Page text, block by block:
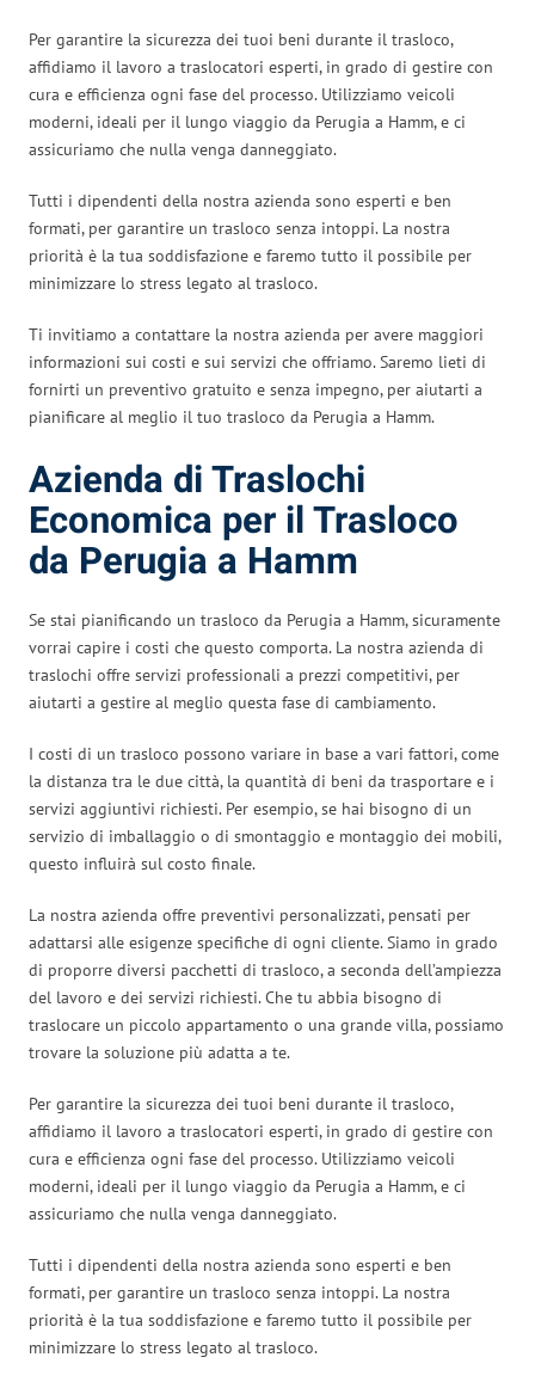
Per garantire la sicurezza dei tuoi beni durante il trasloco,
affidiamo il lavoro a traslocatori esperti, in grado di gestire con
cura e efficienza ogni fase del processo. Utilizziamo veicoli
moderni, ideali per il lungo viaggio da Perugia a Hamm, e ci
assicuriamo che nulla venga danneggiato.
Tutti i dipendenti della nostra azienda sono esperti e ben
formati, per garantire un trasloco senza intoppi. La nostra
priorità è la tua soddisfazione e faremo tutto il possibile per
minimizzare lo stress legato al trasloco.
Ti invitiamo a contattare la nostra azienda per avere maggiori
informazioni sui costi e sui servizi che offriamo. Saremo lieti di
fornirti un preventivo gratuito e senza impegno, per aiutarti a
pianificare al meglio il tuo trasloco da Perugia a Hamm.
Azienda di Traslochi
Economica per il Trasloco
da Perugia a Hamm
Se stai pianificando un trasloco da Perugia a Hamm, sicuramente
vorrai capire i costi che questo comporta. La nostra azienda di
traslochi offre servizi professionali a prezzi competitivi, per
aiutarti a gestire al meglio questa fase di cambiamento.
I costi di un trasloco possono variare in base a vari fattori, come
la distanza tra le due città, la quantità di beni da trasportare e i
servizi aggiuntivi richiesti. Per esempio, se hai bisogno di un
servizio di imballaggio o di smontaggio e montaggio dei mobili,
questo influirà sul costo finale.
La nostra azienda offre preventivi personalizzati, pensati per
adattarsi alle esigenze specifiche di ogni cliente. Siamo in grado
di proporre diversi pacchetti di trasloco, a seconda dell’ampiezza
del lavoro e dei servizi richiesti. Che tu abbia bisogno di
traslocare un piccolo appartamento o una grande villa, possiamo
trovare la soluzione più adatta a te.
Per garantire la sicurezza dei tuoi beni durante il trasloco,
affidiamo il lavoro a traslocatori esperti, in grado di gestire con
cura e efficienza ogni fase del processo. Utilizziamo veicoli
moderni, ideali per il lungo viaggio da Perugia a Hamm, e ci
assicuriamo che nulla venga danneggiato.
Tutti i dipendenti della nostra azienda sono esperti e ben
formati, per garantire un trasloco senza intoppi. La nostra
priorità è la tua soddisfazione e faremo tutto il possibile per
minimizzare lo stress legato al trasloco.